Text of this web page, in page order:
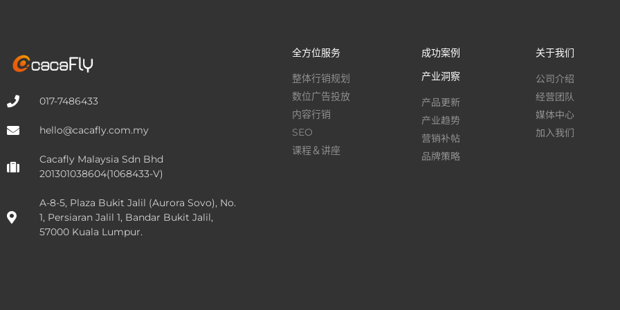
017-7486433
hello@cacafly.com.my
Cacafly Malaysia Sdn Bhd
201301038604(1068433-V)
A-8-5, Plaza Bukit Jalil (Aurora Sovo), No.
1, Persiaran Jalil 1, Bandar Bukit Jalil,
57000 Kuala Lumpur.
全方位服务
整体行销规划
数位广告投放
内容行销
SEO
课程＆讲座
成功案例
产业洞察
产品更新
产业趋势
营销补帖
品牌策略
关于我们
公司介绍
经营团队
媒体中心
加入我们